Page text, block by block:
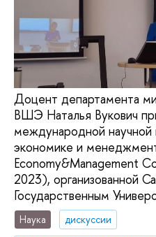
Доцент департамента
ВШЭ Наталья Вукович
международной
экономике и
Economy&Management
2023), организованной
Государственным
Наука
дискуссии